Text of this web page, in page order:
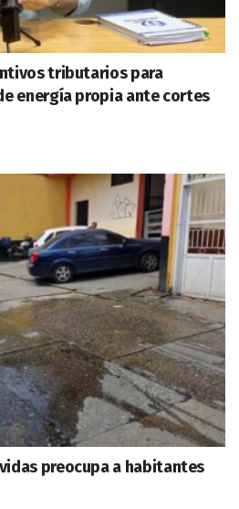
tributarios para
energía propia ante cortes
preocupa a habitantes